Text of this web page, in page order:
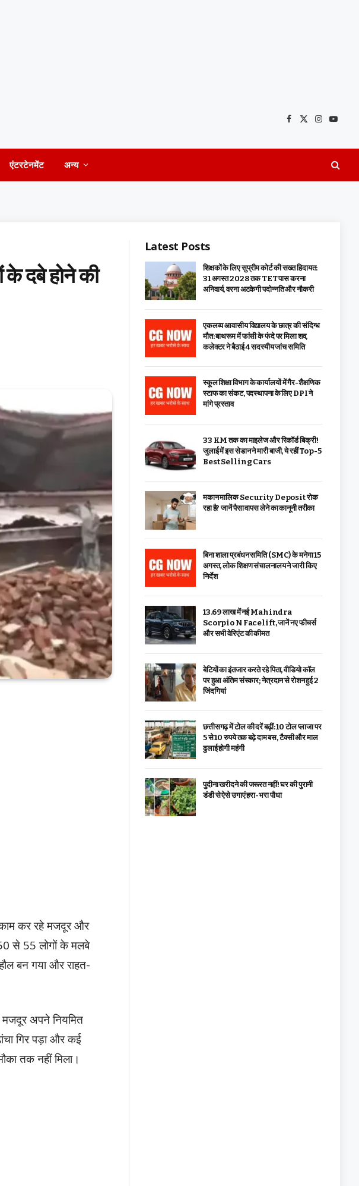
Facebook
X
Instagram
एंटरटेनमेंट अन्य
के दबे होने की
काम कर रहे मजदूर और
से 55 लोगों के मलबे
बन गया और राहत-
मजदूर अपने नियमित
गिर पड़ा और कई
तक नहीं मिला।
Latest Posts
शिक्षकों के लिए सुप्रीम कोर्ट की सख्त हिदायत:
31 अगस्त 2028 तक TET पास करना
अनिवार्य, वरना अटकेगी पदोन्नति और नौकरी
एकलव्य आवासीय विद्यालय के छात्र की संदिग्ध
मौत: बाथरूम में फांसी के फंदे पर मिला शव,
कलेक्टर ने बैठाई 4 सदस्यीय जांच समिति
स्कूल शिक्षा विभाग के कार्यालयों में गैर-शैक्षणिक
स्टाफ का संकट, पदस्थापना के लिए DPI ने
मांगे प्रस्ताव
33 KM तक का माइलेज और रिकॉर्ड बिक्री!
जुलाई में इस सेडान ने मारी बाजी, ये रहीं Top-5
Best Selling Cars
मकान मालिक Security Deposit रोक
रहा है? जानें पैसा वापस लेने का कानूनी तरीका
बिना शाला प्रबंधन समिति (SMC) के मनेगा 15
अगस्त, लोक शिक्षण संचालनालय ने जारी किए
निर्देश
₹13.69 लाख में नई Mahindra
Scorpio N Facelift, जानें नए फीचर्स
और सभी वेरिएंट की कीमत
बेटियों का इंतजार करते रहे पिता, वीडियो कॉल
पर हुआ अंतिम संस्कार; नेत्रदान से रोशन हुई 2
जिंदगियां
छत्तीसगढ़ में टोल की दरें बढ़ीं: 10 टोल प्लाजा पर
5 से 10 रुपये तक बढ़े दाम बस, टैक्सी और माल
ढुलाई होगी महंगी
पुदीना खरीदने की जरूरत नहीं! घर की पुरानी
डंडी से ऐसे उगाएं हरा-भरा पौधा